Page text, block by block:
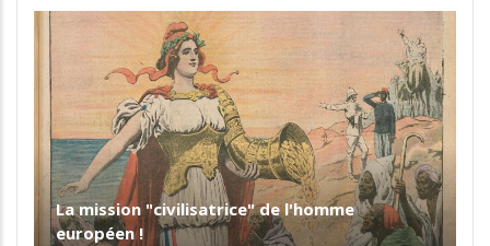
La mission "civilisatrice" de l'homme
européen !